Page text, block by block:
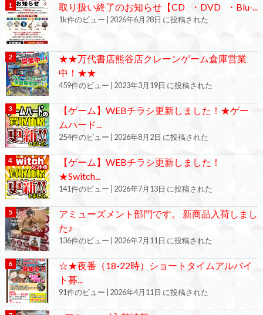
取り扱い終了のお知らせ【CD ・DVD ・Blu-...
1k件のビュー 2026年6月28日 に投稿された
★★万代書店熊谷店クレーンゲーム倉庫営業
中！★★
459件のビュー 2023年3月19日 に投稿された
【ゲーム】WEBチラシ更新しました！★ゲー
ムハード...
254件のビュー 2026年8月2日 に投稿された
【ゲーム】WEBチラシ更新しました！
★Switch...
141件のビュー 2026年7月13日 に投稿された
アミューズメント部門です。 新商品入荷しまし
た♪
136件のビュー 2026年7月11日 に投稿された
☆★夜番（18-22時）ショートタイムアルバイ
ト募...
91件のビュー 2026年4月11日 に投稿された